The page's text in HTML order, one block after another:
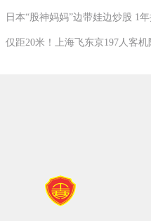
日本“股神妈妈”边带娃边炒股 1
仅距20米！上海飞东京197人客机